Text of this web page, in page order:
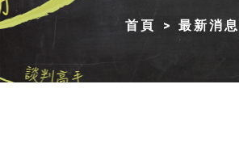
首頁 最新消息